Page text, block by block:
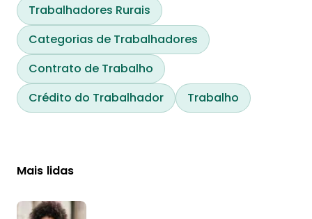
Trabalhadores Rurais
Categorias de Trabalhadores
Contrato de Trabalho
Crédito do Trabalhador
Trabalho
Mais lidas